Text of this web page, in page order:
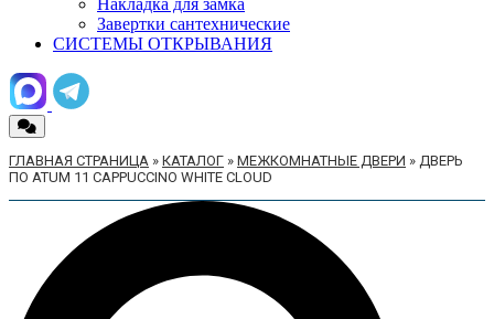
Завертки сантехнические
СИСТЕМЫ ОТКРЫВАНИЯ
ГЛАВНАЯ СТРАНИЦА » КАТАЛОГ » МЕЖКОМНАТНЫЕ ДВЕРИ » ДВЕРЬ
ПО ATUM 11 CAPPUCCINO WHITE CLOUD